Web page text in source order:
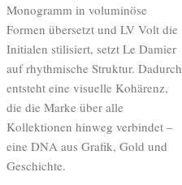
Monogramm in voluminöse
Formen übersetzt und LV Volt die
Initialen stilisiert, setzt Le Damier
auf rhythmische Struktur. Dadurch
entsteht eine visuelle Kohärenz,
die die Marke über alle
Kollektionen hinweg verbindet –
eine DNA aus Grafik, Gold und
Geschichte.